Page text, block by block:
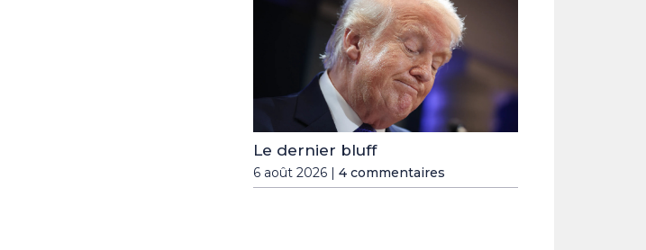
Le dernier bluff
6 août 2026 | 4 commentaires